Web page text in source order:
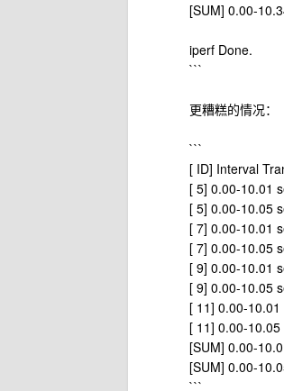
[SUM] 0.00-
iperf Done.
```
更糟糕的情况：
```
[ ID] Interval
[ 5] 0.00-10.01
[ 5] 0.00-10.05
[ 7] 0.00-10.01
[ 7] 0.00-10.05
[ 9] 0.00-10.01
[ 9] 0.00-10.05
[ 11] 0.00-
[ 11] 0.00-
[SUM] 0.00-
[SUM] 0.00-
```